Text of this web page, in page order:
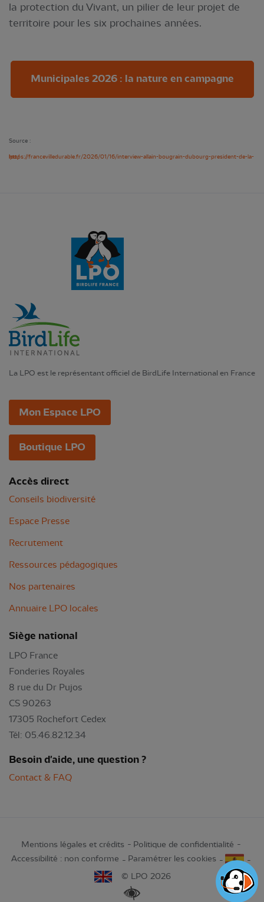
la protection du Vivant, un pilier de leur projet de
territoire pour les six prochaines années.
Municipales 2026 : la nature en campagne
Source :
https://francevilledurable.fr/2026/01/16/interview-allain-bougrain-dubourg-president-de-la-lpo/
La LPO est le représentant officiel de BirdLife International en France
Mon Espace LPO
Boutique LPO
Accès direct
Conseils biodiversité
Espace Presse
Recrutement
Ressources pédagogiques
Nos partenaires
Annuaire LPO locales
Siège national
LPO France
Fonderies Royales
8 rue du Dr Pujos
CS 90263
17305 Rochefort Cedex
Tél: 05.46.82.12.34
Besoin d'aide, une question ?
Contact & FAQ
Mentions légales et crédits
Politique de confidentialité
Accessibilité : non conforme
Paramétrer les cookies
© LPO 2026